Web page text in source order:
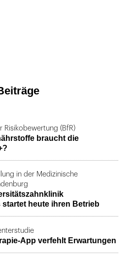
Risikobewertung (BfR)
braucht die
in der Medizinische
heute ihren Betrieb
App verfehlt Erwartungen